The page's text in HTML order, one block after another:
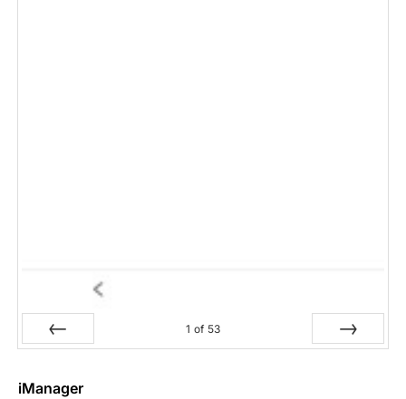
1 of 53
iManager